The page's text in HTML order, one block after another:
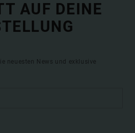
AUF DEINE
neuesten News und exklusive